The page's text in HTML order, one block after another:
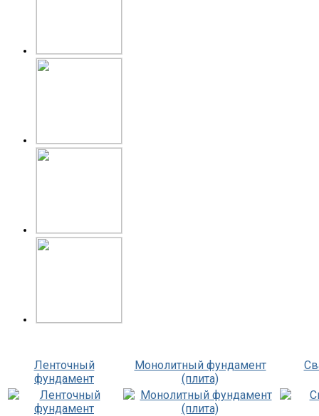
Ленточный
фундамент
Монолитный фундамент
(плита)